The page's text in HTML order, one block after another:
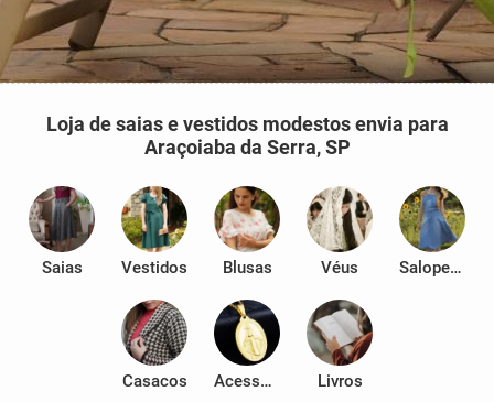
Loja de saias e vestidos modestos envia para
Araçoiaba da Serra, SP
Saias Vestidos Blusas Véus Salopetes
Casacos Acessórios Livros